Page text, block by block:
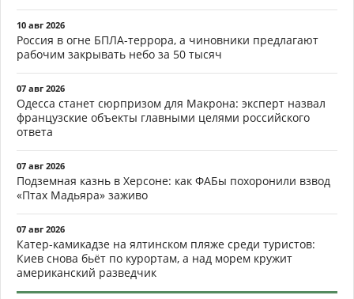
10 авг 2026
Россия в огне БПЛА-террора, а чиновники предлагают
рабочим закрывать небо за 50 тысяч
07 авг 2026
Одесса станет сюрпризом для Макрона: эксперт назвал
французские объекты главными целями российского
ответа
07 авг 2026
Подземная казнь в Херсоне: как ФАБы похоронили взвод
«Птах Мадьяра» заживо
07 авг 2026
Катер-камикадзе на ялтинском пляже среди туристов:
Киев снова бьёт по курортам, а над морем кружит
американский разведчик